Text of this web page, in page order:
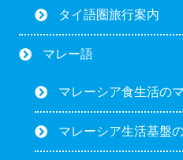
タイ語圏旅行案内
マレー語
マレーシア食生活の
マレーシア生活基盤